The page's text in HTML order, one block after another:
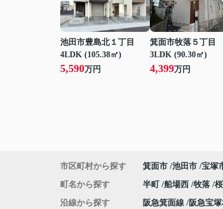
池田市豊島北１丁目
4LDK (105.38㎡)
5,590万円
箕面市牧落５丁目
3LDK (90.30㎡)
4,399万円
市区町村から探す 箕面市 池田市 宝塚
町名から探す 半町 船場西 牧落
沿線から探す 阪急箕面線 阪急宝